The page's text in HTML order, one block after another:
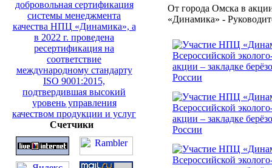
Счетчики
От города Омска в
«Динамика» -